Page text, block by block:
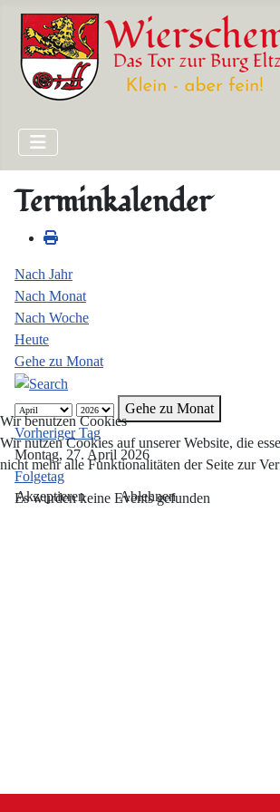
Terminkalender
Nach Jahr
Nach Monat
Nach Woche
Heute
Gehe zu Monat
Gehe zu Monat
Vorheriger Tag
Montag, 27. April 2026
Folgetag
Es wurden keine Events gefunden
Wir benutzen Cookies
Wir nutzen Cookies auf unserer Website, die
nicht mehr alle Funktionalitäten der Seite zur
Akzeptieren Ablehnen